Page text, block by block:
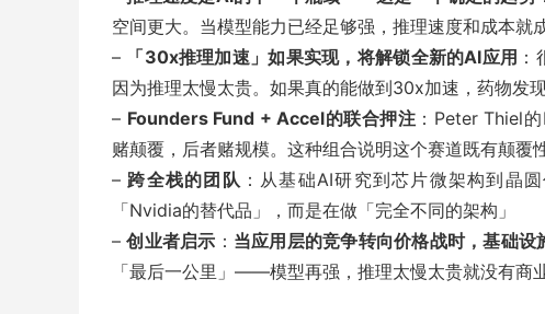
空间更大。当模型能力已经足够强，推理速度和成本就
–
「30x推理加速」如果实现，将解锁全新的AI应用
因为推理太慢太贵。如果真的能做到30x加速，药物发
– Founders Fund + Accel的联合押注 ：Peter Thiel
赌颠覆，后者赌规模。这种组合说明这个赛道既有颠覆
– 跨全栈的团队 ：从基础AI研究到芯片微架构到晶
「Nvidia的替代品」，而是在做「完全不同的架构」
–创业者启示 ： 当应用层的竞争转向价格战时，基础
「最后一公里」——模型再强，推理太慢太贵就没有商